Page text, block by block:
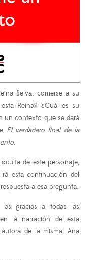
Selva: comerse a su
Reina? ¿Cuál es su
un contexto que se dará
El verdadero final de la
.
de este personaje,
esta continuación del
a esa pregunta.
gracias a todas las
la narración de esta
de la misma, Ana